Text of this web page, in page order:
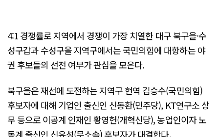
4:1 경쟁률로 지역에서 경쟁이 가장 치열한 대구 북구을·수
성구갑과 수성구을 지역구에서는 국민의힘에 대항하는 야
권 후보들의 선전 여부가 관심을 모은다.
북구을은 재선에 도전하는 지역구 현역 김승수(국민의힘)
후보자에 대해 기업인 출신인 신동환(민주당), KT연구소 상
무 등으로 이공계 인재인 황영헌(개혁신당), 농업인이자 노
동계 출신인 신유성(무소속) 후보자가 대결한다.